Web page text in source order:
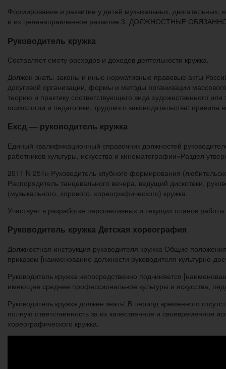
Формирование и развитие у детей музыкальных,
и их целенаправленное развитие 3. ДОЛЖНОСТНЫЕ
Руководитель кружка
Составляет смету расходов и доходов деятельности кружка.
Должен знать: законы и иные нормативные правовые акты
досуговой организации, формы и методы организации
теорию и практику соответствующего вида художественного
психологии и педагогики, трудового законодательства;
Ексд — руководитель кружка
Единый квалификационный справочник должностей
работников культуры, искусства и кинематографии»Раздел
2011 N 251н Руководитель клубного формирования
Распорядитель танцевального вечера, ведущий дискотеки,
(музыкального, хорового, хореографического) кружка.
Участвует в разработке перспективных и текущих планов
Руководитель кружка Детская хореография
Должностная инструкция руководителя кружка Общие
приказом [наименование должности руководителя культурно-
Руководитель кружка непосредственно подчиняется
имеющее среднее профессиональное культуры и искусства,
Руководитель кружка должен знать: В период временного
полную ответственность за их качественное и своевременное
хореографического кружка.